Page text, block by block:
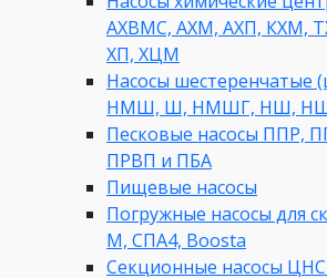
АХВМС, АХМ, АХП, КХМ,
ХП, ХЦМ
Насосы шестеренчатые
НМШ, Ш, НМШГ, НШ,
Песковые насосы ППР,
ПРВП и ПБА
Пищевые насосы
Погружные насосы для
М, СПА4, Boosta
Секционные насосы